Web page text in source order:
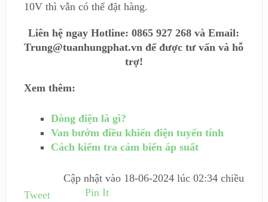
10V thì vẫn có thể đặt hàng.
Liên hệ ngay Hotline: 0865 927 268 và Email:
Trung@tuanhungphat.vn để được tư vấn và hỗ
trợ!
Xem thêm:
Dòng điện là gì?
Van bướm điều khiển điện tuyến tính
Cách kiểm tra cảm biến áp suất
Cập nhật vào 18-06-2024 lúc 02:34 chiều
Tweet
Pin It